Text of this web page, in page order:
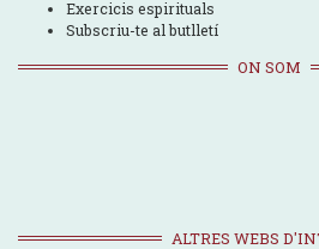
Exercicis espirituals
Subscriu-te al butlletí
ON SOM
ALTRES WEBS